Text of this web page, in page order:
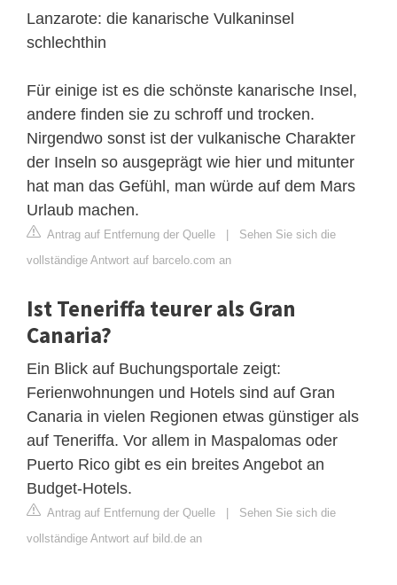
Lanzarote: die kanarische Vulkaninsel
schlechthin
Für einige ist es die schönste kanarische Insel,
andere finden sie zu schroff und trocken.
Nirgendwo sonst ist der vulkanische Charakter
der Inseln so ausgeprägt wie hier und mitunter
hat man das Gefühl, man würde auf dem Mars
Urlaub machen.
Antrag auf Entfernung der Quelle | Sehen Sie sich die
vollständige Antwort auf barcelo.com an
Ist Teneriffa teurer als Gran
Canaria?
Ein Blick auf Buchungsportale zeigt:
Ferienwohnungen und Hotels sind auf Gran
Canaria in vielen Regionen etwas günstiger als
auf Teneriffa. Vor allem in Maspalomas oder
Puerto Rico gibt es ein breites Angebot an
Budget-Hotels.
Antrag auf Entfernung der Quelle | Sehen Sie sich die
vollständige Antwort auf bild.de an